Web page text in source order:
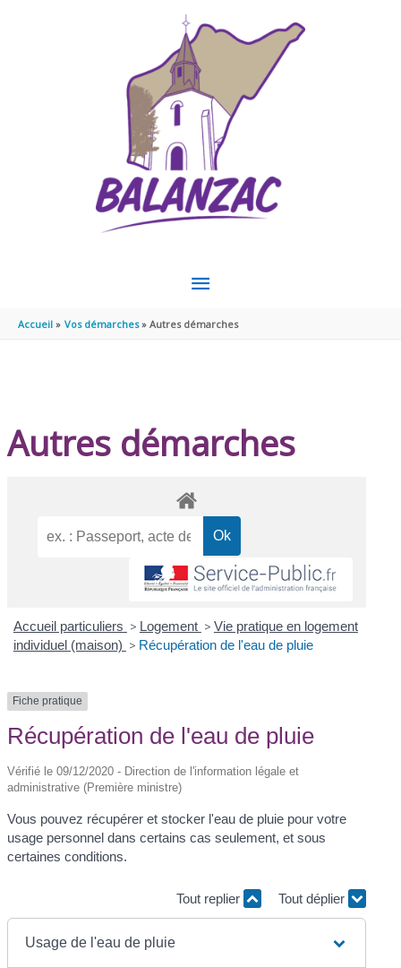
MENU
PRINCIPAL
Accueil Vos démarches Autres démarches
Autres démarches
Accueil particuliers > Logement > Vie pratique en logement
individuel (maison) > Récupération de l'eau de pluie
Fiche pratique
Récupération de l'eau de pluie
Vérifié le 09/12/2020 - Direction de l'information légale et
administrative (Première ministre)
Vous pouvez récupérer et stocker l'eau de pluie pour votre
usage personnel dans certains cas seulement, et sous
certaines conditions.
Tout replier Tout déplier
Usage de l'eau de pluie